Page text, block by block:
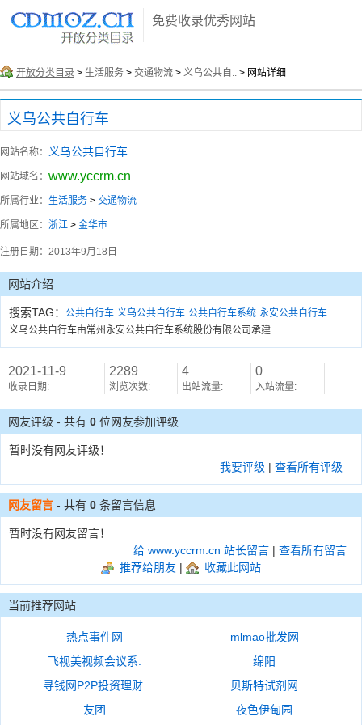
免费收录优秀网站
开放分类目录 > 生活服务 > 交通物流 > 义乌公共自.. > 网站详细
义乌公共自行车
网站名称： 义乌公共自行车
网站域名： www.yccrm.cn
所属行业： 生活服务 > 交通物流
所属地区： 浙江 > 金华市
注册日期： 2013年9月18日
网站介绍
搜索TAG： 公共自行车 义乌公共自行车 公共自行车系统 永安公共自行车
义乌公共自行车由常州永安公共自行车系统股份有限公司承建
2021-11-9
收录日期:
2289
浏览次数:
4
出站流量:
0
入站流量:
网友评级 - 共有 0 位网友参加评级
暂时没有网友评级！
我要评级 | 查看所有评级
网友留言 - 共有 0 条留言信息
暂时没有网友留言！
给 www.yccrm.cn 站长留言 | 查看所有留言
推荐给朋友 | 收藏此网站
当前推荐网站
热点事件网
mlmao批发网
飞视美视频会议系.
绵阳
寻钱网P2P投资理财.
贝斯特试剂网
友团
夜色伊甸园